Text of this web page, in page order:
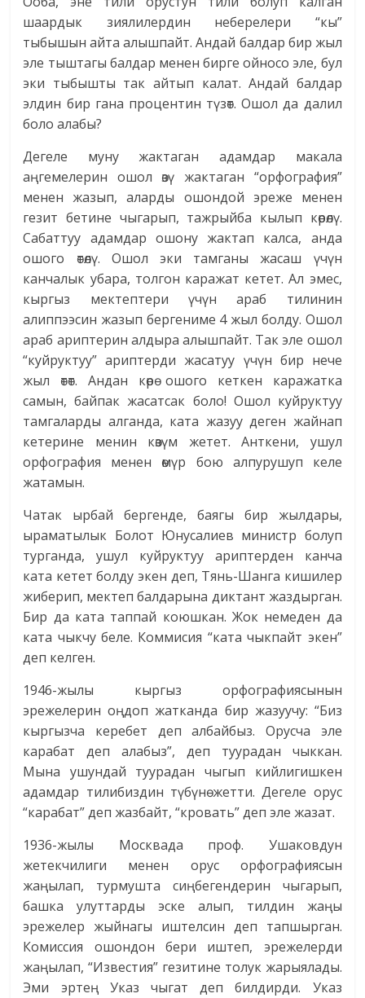
шаардык зиялилердин неберелери “кы”
тыбышын айта алышпайт. Андай балдар бир жыл
эле тыштагы балдар менен бирге ойносо эле, бул
эки тыбышты так айтып калат. Андай балдар
элдин бир гана процентин түзөт. Ошол да далил
боло алабы?
Дегеле муну жактаган адамдар макала
аңгемелерин ошол өзү жактаган “орфография”
менен жазып, аларды ошондой эреже менен
гезит бетине чыгарып, тажрыйба кылып көрөлү.
Сабаттуу адамдар ошону жактап калса, анда
ошого өтөлү. Ошол эки тамганы жасаш үчүн
канчалык убара, толгон каражат кетет. Ал эмес,
кыргыз мектептери үчүн араб тилинин
алиппээсин жазып бергениме 4 жыл болду. Ошол
араб ариптерин алдыра алышпайт. Так эле ошол
“куйруктуу” ариптерди жасатуу үчүн бир нече
жыл өтөт. Андан көрө ошого кеткен каражатка
самын, байпак жасатсак боло! Ошол куйруктуу
тамгаларды алганда, ката жазуу деген жайнап
кетерине менин көзүм жетет. Анткени, ушул
орфография менен өмүр бою алпурушуп келе
жатамын.
Чатак ырбай бергенде, баягы бир жылдары,
ыраматылык Болот Юнусалиев министр болуп
турганда, ушул куйруктуу ариптерден канча
ката кетет болду экен деп, Тянь-Шанга кишилер
жиберип, мектеп балдарына диктант жаздырган.
Бир да ката таппай коюшкан. Жок немеден да
ката чыкчу беле. Коммисия “ката чыкпайт экен”
деп келген.
1946-жылы кыргыз орфографиясынын
эрежелерин оңдоп жатканда бир жазуучу: “Биз
кыргызча керебет деп албайбыз. Орусча эле
карабат деп алабыз”, деп туурадан чыккан.
Мына ушундай туурадан чыгып кийлигишкен
адамдар тилибиздин түбүнө жетти. Дегеле орус
“карабат” деп жазбайт, “кровать” деп эле жазат.
1936-жылы Москвада проф. Ушаковдун
жетекчилиги менен орус орфографиясын
жаңылап, турмушта сиңбегендерин чыгарып,
башка улуттарды эске алып, тилдин жаңы
эрежелер жыйнагы иштелсин деп тапшырган.
Комиссия ошондон бери иштеп, эрежелерди
жаңылап, “Известия” гезитине толук жарыялады.
Эми эртең Указ чыгат деп билдирди. Указ